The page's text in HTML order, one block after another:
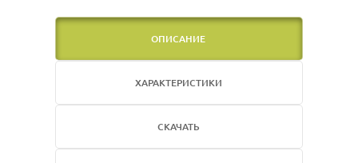
ОПИСАНИЕ
ХАРАКТЕРИСТИКИ
СКАЧАТЬ